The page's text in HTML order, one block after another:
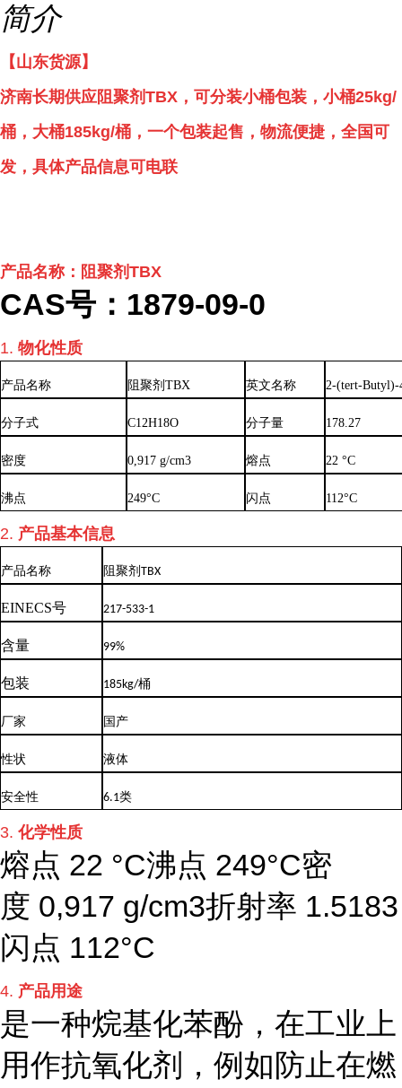
简介
【山东货源】
济南长期供应阻聚剂TBX，可分装小桶包装，小桶25kg/
桶，大桶185kg/桶，一个包装起售，物流便捷，全国可
发，具体产品信息可电联
产品名称：阻聚剂TBX
CAS号：1879-09-0
1. 物化性质
产品名称 阻聚剂TBX 英文名称 2-(tert-Butyl)-
分子式 C12H18O 分子量 178.27
密度 0,917 g/cm3 熔点 22 °C
沸点 249°C 闪点 112°C
2. 产品基本信息
产品名称 阻聚剂TBX
EINECS号 217-533-1
含量 99%
包装 185kg/桶
厂家 国产
性状 液体
安全性 6.1类
3. 化学性质
熔点 22 °C沸点 249°C密
度 0,917 g/cm3折射率 1.5183
闪点 112°C
4. 产品用途
是一种烷基化苯酚，在工业上
用作抗氧化剂，例如防止在燃